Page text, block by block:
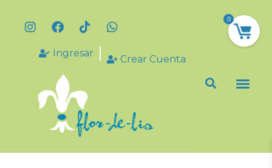
Ingresar
Crear Cuenta
0